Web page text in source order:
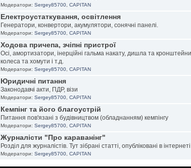
Модератори: Sergey85700, CAPITAN
Електроустаткування, освітлення
Генератори, конвертори, акумулятори, сонячні панелі.
Модератори: Sergey85700, CAPITAN
Ходова причепа, зчіпні пристрої
Осі, амортизатори, інерційні гальма накату, дишла та кронштейни
колеса та хомути і т.д.
Модератори: Sergey85700, CAPITAN
Юридичні питання
Законодавчі акти, ПДР, візи
Модератори: Sergey85700, CAPITAN
Кемпінг та його благоустрій
Питання пов'язані з будівництвом (обладнанням) кемпінгу
Модератори: Sergey85700, CAPITAN
Журналісти "Про караванінг"
Розділ для журналістів. Тут зібрані статті, опубліковані в
Модератори: Sergey85700, CAPITAN